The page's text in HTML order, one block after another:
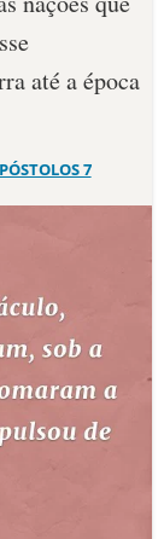
até a época
7